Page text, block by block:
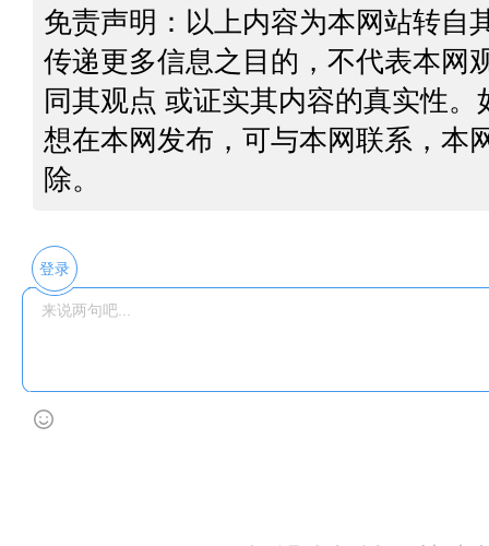
免责声明：以上内容为本网站转自
传递更多信息之目的，不代表本网
同其观点 或证实其内容的真实性
想在本网发布，可与本网联系，本
除。
登录